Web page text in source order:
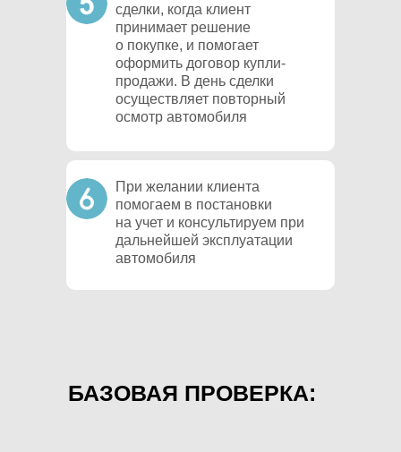
сделки, когда клиент
принимает решение
о покупке, и помогает
оформить договор купли-
продажи. В день сделки
осуществляет повторный
осмотр автомобиля
При желании клиента
помогаем в постановки
на учет и консультируем при
дальнейшей эксплуатации
автомобиля
БАЗОВАЯ ПРОВЕРКА: